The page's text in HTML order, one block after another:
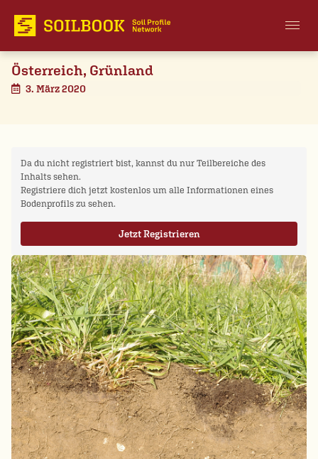
Österreich, Grünland
3. März 2020
Da du nicht registriert bist, kannst du nur Teilbereiche des
Inhalts sehen.
Registriere dich jetzt kostenlos um alle Informationen eines
Bodenprofils zu sehen.
Jetzt Registrieren